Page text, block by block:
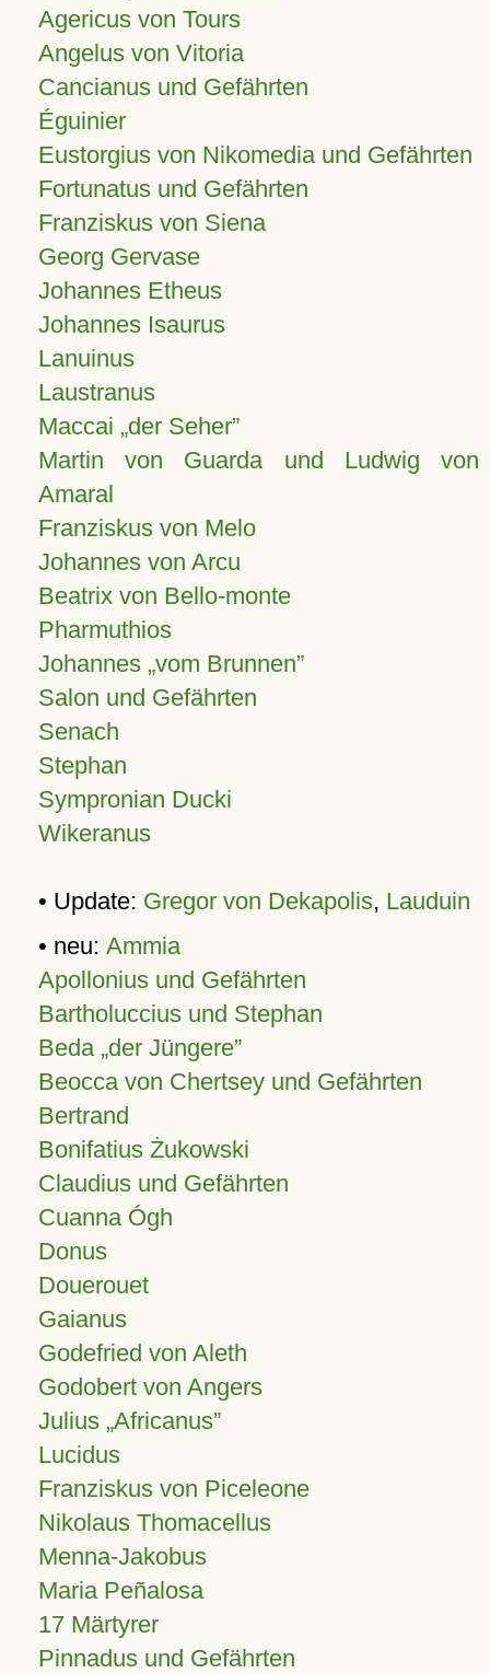
Agericus von Tours
Angelus von Vitoria
Cancianus und Gefährten
Éguinier
Eustorgius von Nikomedia und Gefährten
Fortunatus und Gefährten
Franziskus von Siena
Georg Gervase
Johannes Etheus
Johannes Isaurus
Lanuinus
Laustranus
Maccai „der Seher”
Martin von Guarda und Ludwig von
Amaral
Franziskus von Melo
Johannes von Arcu
Beatrix von Bello-monte
Pharmuthios
Johannes vom Brunnen
Salon und Gefährten
Senach
Stephan
Sympronian Ducki
Wikeranus
• Update: Gregor von Dekapolis, Lauduin
• neu: Ammia
Apollonius und Gefährten
Bartholuccius und Stephan
Beda „der Jüngere”
Beocca von Chertsey und Gefährten
Bertrand
Bonifatius Żukowski
Claudius und Gefährten
Cuanna Ógh
Donus
Douerouet
Gaianus
Godefried von Aleth
Godobert von Angers
Julius Africanus
Lucidus
Franziskus von Piceleone
Nikolaus Thomacellus
Menna-Jakobus
Maria Peñalosa
17 Märtyrer
Pinnadus und Gefährten